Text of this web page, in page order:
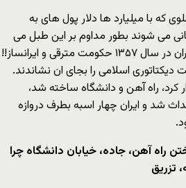
که با میلیارد ها دلار پول های به
می شوند بطور مداوم بر این طبل می
کوبند که مردم قدرناشناس ایران در سال ۱۳۵۷ حکومت مترقی و ایرانساز!!
اسلامی را بجای ان نشاندند.
کرد، راه آهن و دانشگاه ساخته شد،
شد و ایران چهار اسبه بطرف دروازه
راه آهن، جاده، خیابان دانشگاه چرا
تزریق